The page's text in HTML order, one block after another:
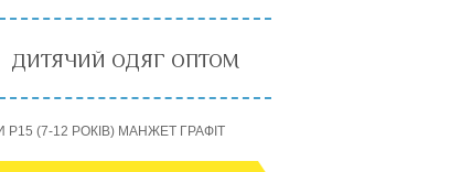
ДИТЯЧИЙ ОДЯГ ОПТОМ
(7-12 РОКІВ) МАНЖЕТ ГРАФІТ